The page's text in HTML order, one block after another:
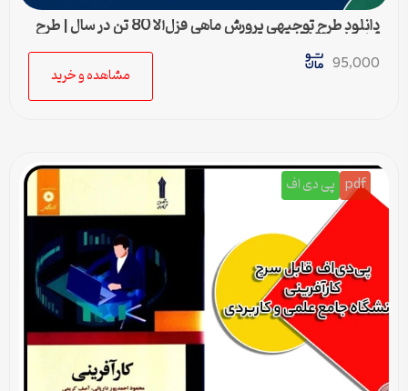
دانلود طرح توجیهی پرورش ماهی قزل‌آلا 80 تن در سال | طرح
آماده Word قابل ویرایش
95,000
مشاهده و خرید
pdf پی دی اف